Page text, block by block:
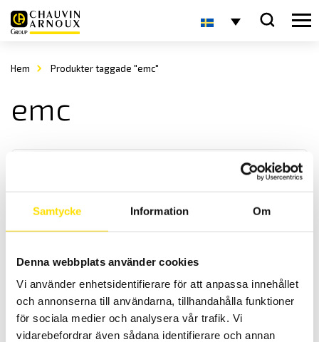
Samtycke Information Om
Denna webbplats använder cookies
Vi använder enhetsidentifierare för att anpassa innehållet
och annonserna till användarna, tillhandahålla funktioner
för sociala medier och analysera vår trafik. Vi
vidarebefordrar även sådana identifierare och annan
Hem Produkter taggade "emc"
emc
CA40 Magnetfältsmätare
CA 40 detekterar lågfrekventa magnetiska fält upp till 300 Hz i en
riktning.
7,945.00kr LÄS MER